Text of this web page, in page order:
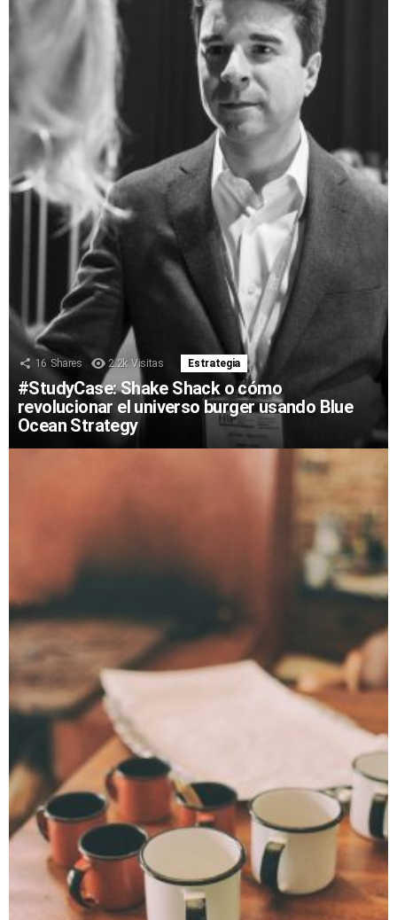
16 Shares 2.2k Visitas Estrategia
#StudyCase: Shake Shack o cómo
revolucionar el universo burger usando Blue
Ocean Strategy